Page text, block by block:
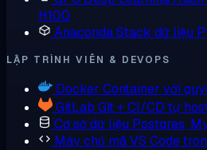
H100
AnacondaStack dữ liệu
LẬP TRÌNH VIÊN & DEVOPS
Docker Container với
GitLab Git + CI/CD tự
Cơ sở dữ liệu Postgres,
Máy chủ mãVS Code